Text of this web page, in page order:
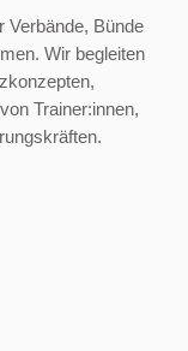
Bünde
Wir begleiten
Trainer:innen,